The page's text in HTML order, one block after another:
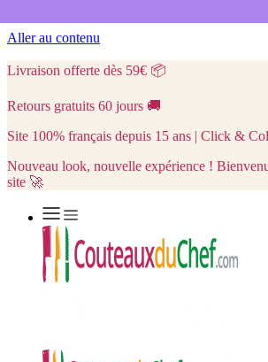
Aller au contenu
Livraison offerte dès 59€ 📦
Retours gratuits 60 jours 🚚
Site 100% français depuis 15 ans | Click &
Nouveau look, nouvelle expérience !
site 🚀